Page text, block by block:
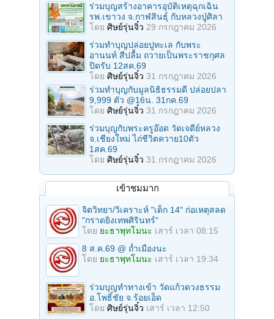
ร่วมบุญสร้างอาคารอุบัติเหตุฉุกเฉิน
รพ.เขาวง จ.กาฬสินธุ์ กับหลวงปู่ศิลา
โดย ศิษย์รุ่นจิ๋ว 29 กรกฎาคม 2026
ร่วมทําบุญปล่อยปูทะเล กับพระ
อานนท์ สีปลื้ม ถวายเป็นพระราชกุศล
ปิดรับ 12สค.69
โดย ศิษย์รุ่นจิ๋ว 31 กรกฎาคม 2026
ร่วมทําบุญกับมูลนิธิธรรมดี ปล่อยปลา
9,999 ตัว @16น. 31กค.69
โดย ศิษย์รุ่นจิ๋ว 31 กรกฎาคม 2026
ร่วมบุญกับพระครูอ๊อด วัดเจดีย์หลวง
จ.เชียงใหม่ ไถ่ชีวิตควาย10ตัว
1สค.69
โดย ศิษย์รุ่นจิ๋ว 31 กรกฎาคม 2026
เข้าชมมาก
จิตวิทยา/วิเคราะห์ "เด็ก 14" ก่อเหตุสลด
"กราดยิงเทพศิรินทร์"
โดย ยะธาพุทโมนะ เสาร์ เวลา 08:15
8 ส.ค.69 @ ถ้ำเมืองนะ
โดย ยะธาพุทโมนะ เสาร์ เวลา 19:34
ร่วมบุญทําทางเข้า วัดแก้วดวงธรรม
อ.โพธิ์ชัย จ.ร้อยเอ็ด
โดย ศิษย์รุ่นจิ๋ว เสาร์ เวลา 12:50